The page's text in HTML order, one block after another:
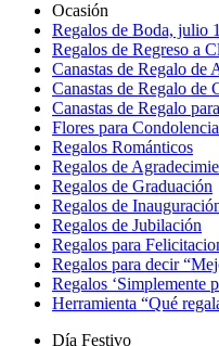
Ocasión
Regalos de Boda, julio
Regalos de Regreso a
Canastas de Regalo de
Canastas de Regalo de
Canastas de Regalo
Flores para
Regalos Románticos
Regalos de
Regalos de Graduación
Regalos de
Regalos de Jubilación
Regalos para
Regalos para decir
Regalos ‘Simplemente
Herramienta “Qué
Día Festivo